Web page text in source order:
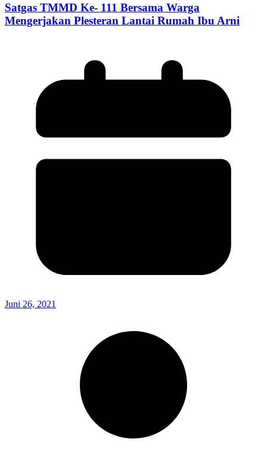
Satgas TMMD Ke- 111 Bersama Warga
Mengerjakan Plesteran Lantai Rumah Ibu Arni
Juni 26, 2021